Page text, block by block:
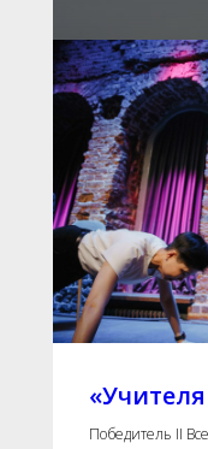
Победитель II